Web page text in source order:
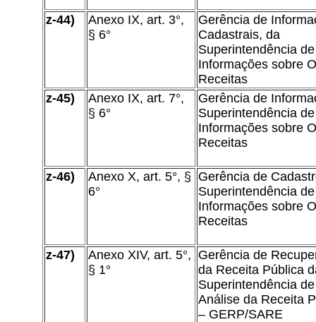
z-44)
Anexo IX, art. 3°,
§ 6°
Gerência de
Cadastrais, da
Superintendência de
Informações sobre
Receitas
z-45)
Anexo IX, art. 7°,
§ 6°
Gerência de
Superintendência de
Informações sobre
Receitas
z-46)
Anexo X, art. 5°, §
6°
Gerência de
Superintendência de
Informações sobre
Receitas
z-47)
Anexo XIV, art. 5°,
§ 1°
Gerência de
da Receita Pública
Superintendência de
Análise da Receita
– GERP/SARE